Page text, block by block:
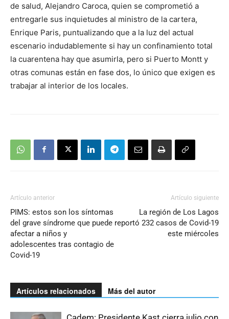
de salud, Alejandro Caroca, quien se comprometió a
entregarle sus inquietudes al ministro de la cartera,
Enrique Paris, puntualizando que a la luz del actual
escenario indudablemente si hay un confinamiento total
la cuarentena hay que asumirla, pero si Puerto Montt y
otras comunas están en fase dos, lo único que exigen es
trabajar al interior de los locales.
Artículo anterior
PIMS: estos son los síntomas
del grave síndrome que puede
afectar a niños y
adolescentes tras contagio de
Covid-19
Artículo siguiente
La región de Los Lagos
reportó 232 casos de Covid-19
este miércoles
Artículos relacionados Más del autor